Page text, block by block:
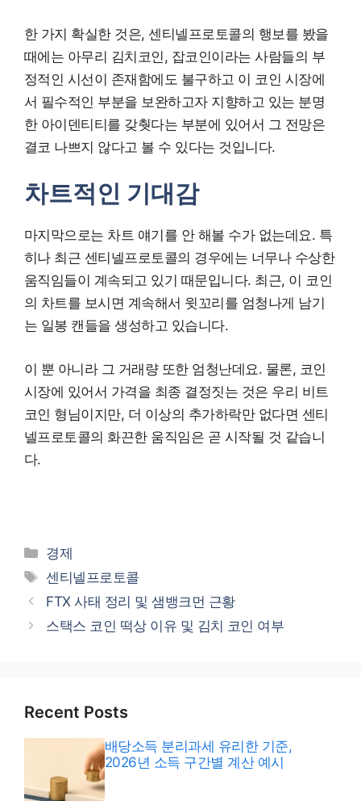
한 가지 확실한 것은, 센티넬프로토콜의 행보를 봤을
때에는 아무리 김치코인, 잡코인이라는 사람들의 부
정적인 시선이 존재함에도 불구하고 이 코인 시장에
서 필수적인 부분을 보완하고자 지향하고 있는 분명
한 아이덴티티를 갖췃다는 부분에 있어서 그 전망은
결코 나쁘지 않다고 볼 수 있다는 것입니다.
차트적인 기대감
마지막으로는 차트 얘기를 안 해볼 수가 없는데요. 특
히나 최근 센티넬프로토콜의 경우에는 너무나 수상한
움직임들이 계속되고 있기 때문입니다. 최근, 이 코인
의 차트를 보시면 계속해서 윗꼬리를 엄청나게 남기
는 일봉 캔들을 생성하고 있습니다.
이 뿐 아니라 그 거래량 또한 엄청난데요. 물론, 코인
시장에 있어서 가격을 최종 결정짓는 것은 우리 비트
코인 형님이지만, 더 이상의 추가하락만 없다면 센티
넬프로토콜의 화끈한 움직임은 곧 시작될 것 같습니
다.
카
테
리
경제
태
그
센티넬프로토콜
FTX 사태 정리 및 샘뱅크먼 근황
스택스 코인 떡상 이유 및 김치 코인 여부
Recent Posts
배당소득 분리과세 유리한 기준,
2026년 소득 구간별 계산 예시